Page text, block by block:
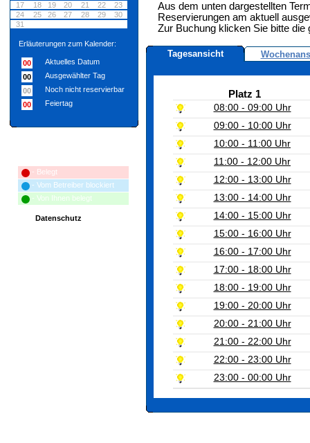
17
18 19 20 21 22
23
24
25 26 27 28 29
30
31
Erläuterungen zum Kalender:
00
Aktuelles Datum
00
Ausgewählter Tag
00
Noch nicht reservierbar
00
Feiertag
- Belegt
- Vom Betreiber blockiert
- Von Ihnen belegt
Datenschutz
Aus dem unten dargestellten
Reservierungen am aktuell
Zur Buchung klicken Sie bitte die
Tagesansicht
Platz 1
08:00 - 09:00 Uhr
09:00 - 10:00 Uhr
10:00 - 11:00 Uhr
11:00 - 12:00 Uhr
12:00 - 13:00 Uhr
13:00 - 14:00 Uhr
14:00 - 15:00 Uhr
15:00 - 16:00 Uhr
16:00 - 17:00 Uhr
17:00 - 18:00 Uhr
18:00 - 19:00 Uhr
19:00 - 20:00 Uhr
20:00 - 21:00 Uhr
21:00 - 22:00 Uhr
22:00 - 23:00 Uhr
23:00 - 00:00 Uhr